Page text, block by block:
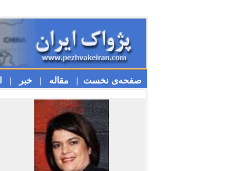
صفحه‌ی نخست | مقاله | خبر |